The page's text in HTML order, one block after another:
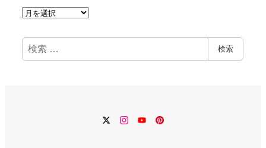
ア
カ
イ
検
索
検索
Twitter
Instagram
YouTubePinterest